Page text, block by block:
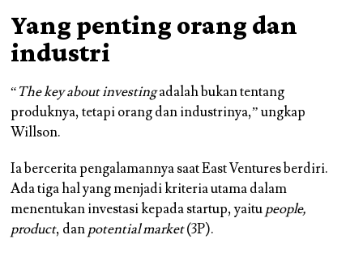
Yang penting orang dan
industri
“The key about investingadalah bukan tentang
produknya, tetapi orang dan industrinya,” ungkap
Willson.
Ia bercerita pengalamannya saat East Ventures berdiri.
Ada tiga hal yang menjadi kriteria utama dalam
menentukan investasi kepada startup, yaitupeople,
product, danpotential market(3P).